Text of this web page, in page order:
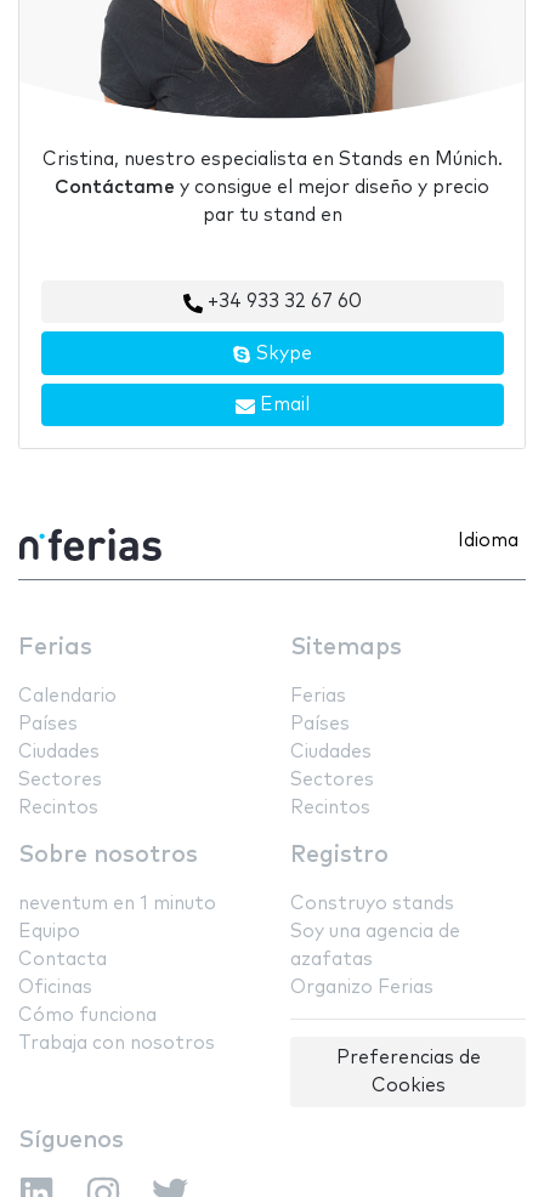
Cristina, nuestro especialista en Stands en Múnich.
Contáctame y consigue el mejor diseño y precio
par tu stand en
+34 933 32 67 60
Skype
Email
Idioma
Ferias
Calendario
Países
Ciudades
Sectores
Recintos
Sitemaps
Ferias
Países
Ciudades
Sectores
Recintos
Sobre nosotros
neventum en 1 minuto
Equipo
Contacta
Oficinas
Cómo funciona
Trabaja con nosotros
Registro
Construyo stands
Soy una agencia de
azafatas
Organizo Ferias
Preferencias de
Cookies
Síguenos